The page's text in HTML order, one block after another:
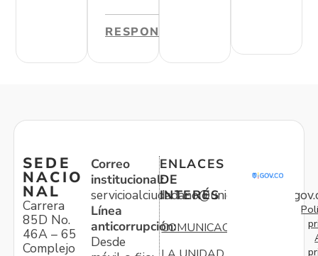
RESPONDER
SEDE
NACIO
NAL
Carrera
85D No.
46A – 65
Complejo
Correo
institucional:
Línea
anticorrupción:
Desde
ENLACES
DE
INTERÉS
COMUNICACIONES